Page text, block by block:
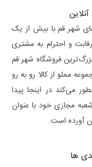
شهر قم با بیش از یک
و احترام به مشتری
فروشگاه شهر قم
مملو از کالا رو به رو
می‌کند در اینجا پیدا
مجازی خود با عنوان
آورده است.
ها